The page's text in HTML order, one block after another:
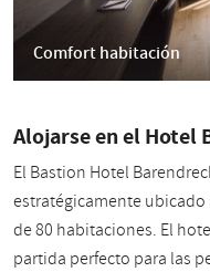
Comfort habitación
Alojarse en el Hotel
El Bastion Hotel
estratégicamente ubicado
de 80 habitaciones. El
partida perfecto para las